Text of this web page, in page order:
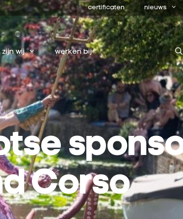
certificaten nieuws
zijn wij werken bij
Corso